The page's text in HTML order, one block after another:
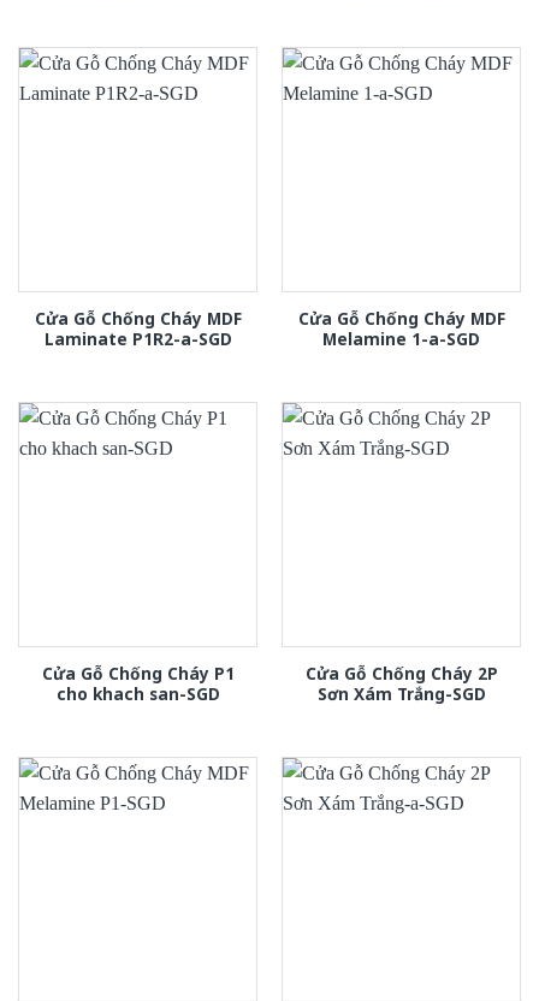
Cửa Gỗ Chống Cháy MDF
Laminate P1R2-a-SGD
Cửa Gỗ Chống Cháy MDF
Melamine 1-a-SGD
Cửa Gỗ Chống Cháy P1
cho khach san-SGD
Cửa Gỗ Chống Cháy 2P
Sơn Xám Trắng-SGD